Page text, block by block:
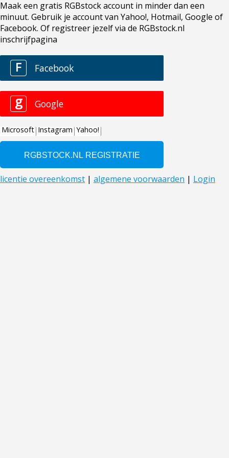
Maak een gratis RGBstock account in minder dan een
minuut. Gebruik je account van Yahoo!, Hotmail, Google of
Facebook. Of registreer jezelf via de RGBstock.nl
inschrijfpagina
F Facebook
g Google
Microsoft Instagram Yahoo!
licentie overeenkomst | algemene voorwaarden | Login